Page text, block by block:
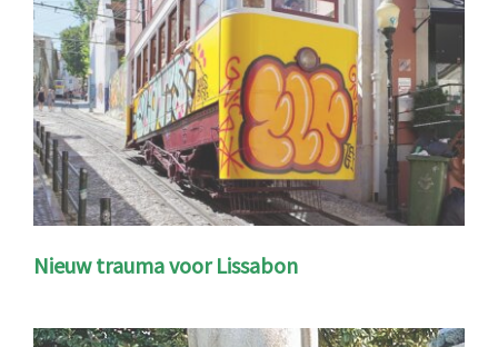
Nieuw trauma voor Lissabon